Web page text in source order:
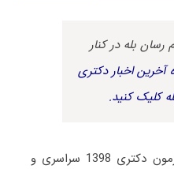
رسان بله در کنار
آخرین اخبار دکتری
کلیک کنید.
دفترچه سؤالات زبان عمومی آزمون دکتری 1398 سراسری و